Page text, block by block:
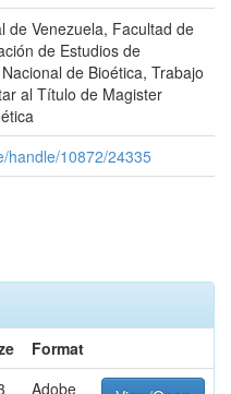
de Venezuela, Facultad de
de Estudios de
de Bioética, Trabajo
al Título de Magister
handle/10872/24335
Format
Adobe